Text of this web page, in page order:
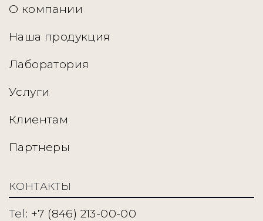
О компании
Наша продукция
Лаборатория
Услуги
Клиентам
Партнеры
КОНТАКТЫ
Tel: +7 (846) 213-00-00